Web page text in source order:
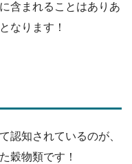
含まれることはありあ
なります！
認知されているのが、
穀物類です！